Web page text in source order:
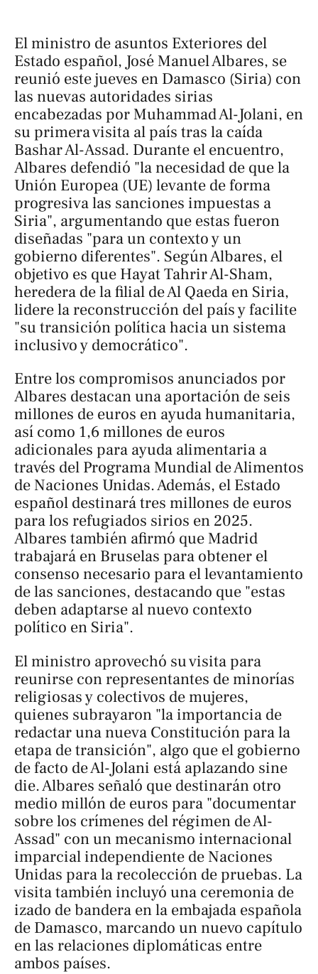
El ministro de asuntos Exteriores del
Estado español, José Manuel Albares, se
reunió este jueves en Damasco (Siria) con
las nuevas autoridades sirias
encabezadas por Muhammad Al-Jolani, en
su primera visita al país tras la caída
Bashar Al-Assad. Durante el encuentro,
Albares defendió "la necesidad de que la
Unión Europea (UE) levante de forma
progresiva las sanciones impuestas a
Siria", argumentando que estas fueron
diseñadas "para un contexto y un
gobierno diferentes". Según Albares, el
objetivo es que Hayat Tahrir Al-Sham,
heredera de la filial de Al Qaeda en Siria,
lidere la reconstrucción del país y facilite
"su transición política hacia un sistema
inclusivo y democrático".
Entre los compromisos anunciados por
Albares destacan una aportación de seis
millones de euros en ayuda humanitaria,
así como 1,6 millones de euros
adicionales para ayuda alimentaria a
través del Programa Mundial de Alimentos
de Naciones Unidas. Además, el Estado
español destinará tres millones de euros
para los refugiados sirios en 2025.
Albares también afirmó que Madrid
trabajará en Bruselas para obtener el
consenso necesario para el levantamiento
de las sanciones, destacando que "estas
deben adaptarse al nuevo contexto
político en Siria".
El ministro aprovechó su visita para
reunirse con representantes de minorías
religiosas y colectivos de mujeres,
quienes subrayaron "la importancia de
redactar una nueva Constitución para la
etapa de transición", algo que el gobierno
de facto de Al-Jolani está aplazando sine
die. Albares señaló que destinarán otro
medio millón de euros para "documentar
sobre los crímenes del régimen de Al-
Assad" con un mecanismo internacional
imparcial independiente de Naciones
Unidas para la recolección de pruebas. La
visita también incluyó una ceremonia de
izado de bandera en la embajada española
de Damasco, marcando un nuevo capítulo
en las relaciones diplomáticas entre
ambos países.